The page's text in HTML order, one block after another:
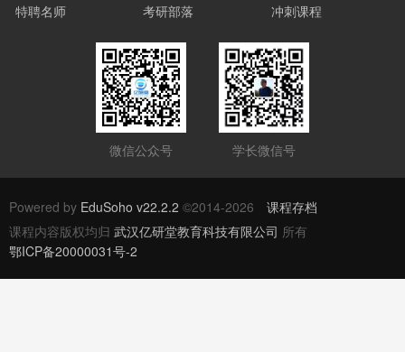
特聘名师
考研部落
冲刺课程
微信公众号 学长微信号
Powered by EduSoho v22.2.2 ©2014-2026
课程存档
课程内容版权均归 武汉亿研堂教育科技有限公司 所有
鄂ICP备20000031号-2